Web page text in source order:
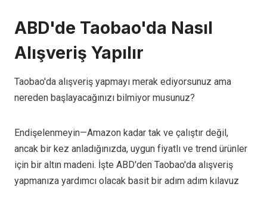
ABD'de Taobao'da Nasıl
Alışveriş Yapılır
Taobao'da alışveriş yapmayı merak ediyorsunuz ama
nereden başlayacağınızı bilmiyor musunuz?
Endişelenmeyin—Amazon kadar tak ve çalıştır değil,
ancak bir kez anladığınızda, uygun fiyatlı ve trend ürünler
için bir altın madeni. İşte ABD'den Taobao'da alışveriş
yapmanıza yardımcı olacak basit bir adım adım kılavuz